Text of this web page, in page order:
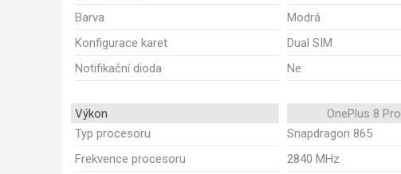
Barva
Modrá
Konfigurace karet
Dual SIM
Notifikační dioda
Ne
Výkon OnePlus 8 Pro
Typ procesoru
Snapdragon 865
Frekvence procesoru
2840 MHz